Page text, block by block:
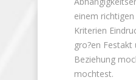
einem
Kriterien
gro?en
Beziehung
mochtest.